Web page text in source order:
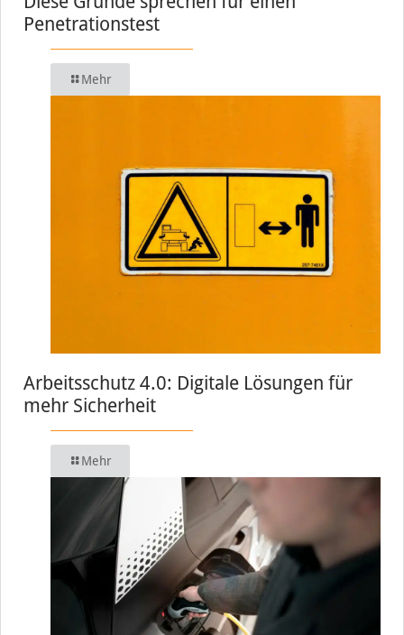
Penetrationstest
Mehr
Arbeitsschutz 4.0: Digitale Lösungen für
mehr Sicherheit
Mehr